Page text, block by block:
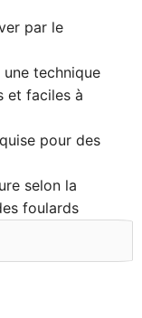
par le
technique
et faciles à
pour des
selon la
foulards